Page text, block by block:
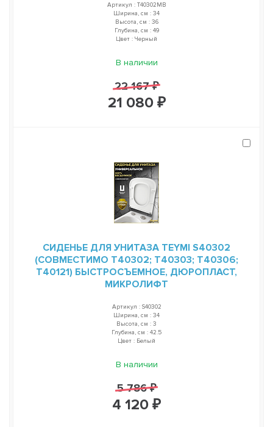
Артикул : T40302MB
Ширина, см : 34
Высота, см : 36
Глубина, см : 49
Цвет : Черный
В наличии
22 167 ₽
21 080 ₽
СИДЕНЬЕ ДЛЯ УНИТАЗА TEYMI S40302
(СОВМЕСТИМО T40302; T40303; T40306;
T40121) БЫСТРОСЪЕМНОЕ, ДЮРОПЛАСТ,
МИКРОЛИФТ
Артикул : S40302
Ширина, см : 34
Высота, см : 3
Глубина, см : 42.5
Цвет : Белый
В наличии
5 786 ₽
4 120 ₽